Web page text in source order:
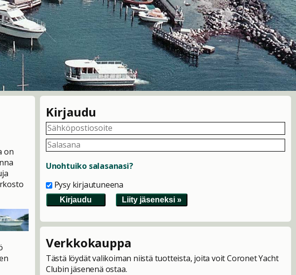
on
Kirjaudu
Unohtuiko salasanasi?
Pysy kirjautuneena
Verkkokauppa
Tästä löydät valikoiman niistä tuotteista, joita voit Coronet Yacht
Clubin jäsenenä ostaa.